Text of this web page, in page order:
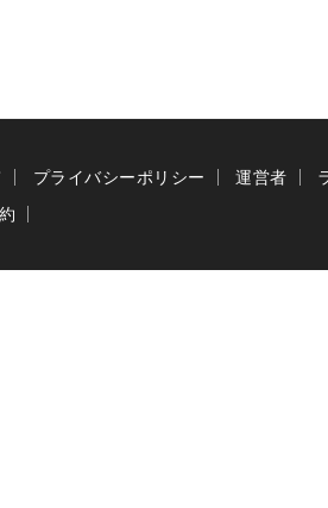
プライバシーポリシー 運営者